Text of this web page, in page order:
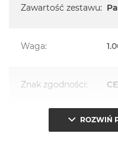
Zawartość zestawu:
Waga:
Znak zgodności: CE
Opakowanie
(pudełko):
ROZWIŃ